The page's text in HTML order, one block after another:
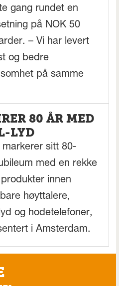
gang rundet en
på NOK 50
– Vi har levert
og bedre
på samme
80 ÅR MED
LYD
markerer sitt 80-
med en rekke
innen
høyttalere,
og hodetelefoner,
i Amsterdam.